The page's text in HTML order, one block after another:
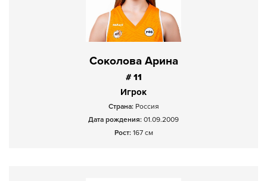
Соколова Арина
# 11
Игрок
Страна: Россия
Дата рождения: 01.09.2009
Рост: 167 см